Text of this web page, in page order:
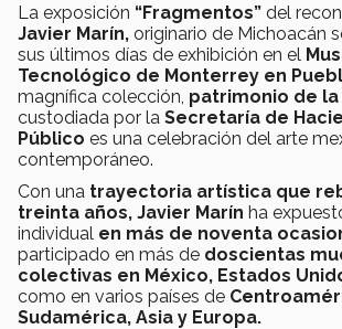
La exposición “Fragmentos” del
Javier Marín, originario de Michoacán
sus últimos días de exhibición en el
Tecnológico de Monterrey en
magnífica colección, patrimonio de la
custodiada por la Secretaría de
Público es una celebración del arte
contemporáneo.
Con una trayectoria artística que
treinta años, Javier Marín ha
individual en más de noventa
participado en más de doscientas
colectivas en México, Estados
como en varios países de
Sudamérica, Asia y Europa.